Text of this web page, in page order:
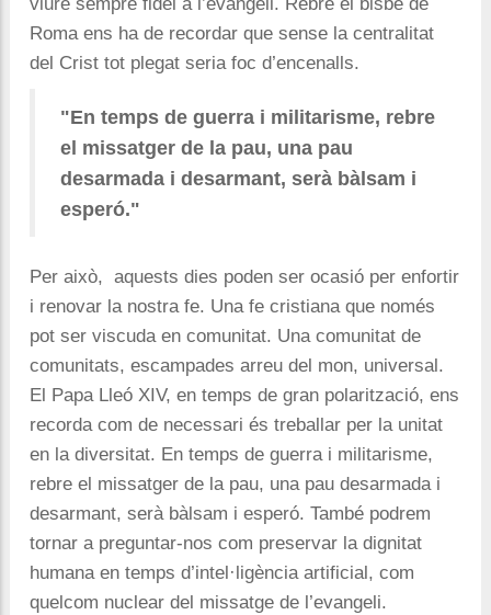
Roma ens ha de recordar que sense la centralitat
del Crist tot plegat seria foc d’encenalls.
"En temps de guerra i militarisme, rebre
el missatger de la pau, una pau
desarmada i desarmant, serà bàlsam i
esperó."
Per això, aquests dies poden ser ocasió per enfortir
i renovar la nostra fe. Una fe cristiana que només
pot ser viscuda en comunitat. Una comunitat de
comunitats, escampades arreu del mon, universal.
El Papa Lleó XIV, en temps de gran polarització, ens
recorda com de necessari és treballar per la unitat
en la diversitat. En temps de guerra i militarisme,
rebre el missatger de la pau, una pau desarmada i
desarmant, serà bàlsam i esperó. També podrem
tornar a preguntar-nos com preservar la dignitat
humana en temps d’intel·ligència artificial, com
quelcom nuclear del missatge de l’evangeli.